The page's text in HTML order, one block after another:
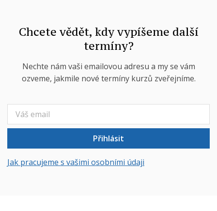
Chcete vědět, kdy vypíšeme další
termíny?
Nechte nám vaši emailovou adresu a my se vám
ozveme, jakmile nové termíny kurzů zveřejníme.
Přihlásit
Jak pracujeme s vašimi osobními údaji